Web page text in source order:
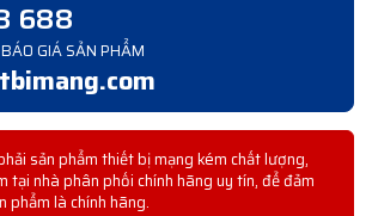
688
GIÁ SẢN PHẨM
sản phẩm thiết bị mạng kém chất lượng,
tại nhà phân phối chính hãng uy tín, để đảm
phẩm là chính hãng.